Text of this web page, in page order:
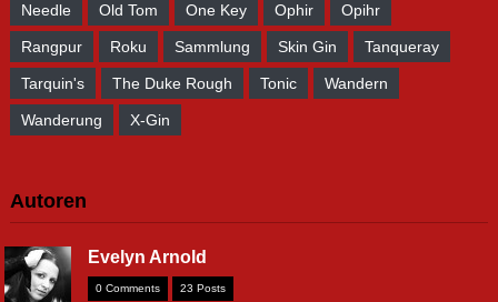
Needle Old Tom One Key Ophir Opihr
Rangpur Roku Sammlung Skin Gin Tanqueray
Tarquin's The Duke Rough Tonic Wandern
Wanderung X-Gin
Autoren
Evelyn Arnold
0 Comments 23 Posts